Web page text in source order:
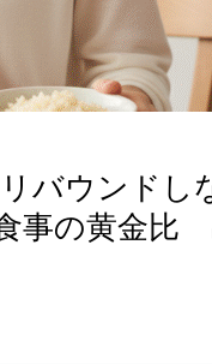
バウンドし
の黄金比